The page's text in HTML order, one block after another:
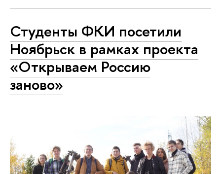
Студенты ФКИ посетили
Ноябрьск в рамках проекта
«Открываем Россию
заново»